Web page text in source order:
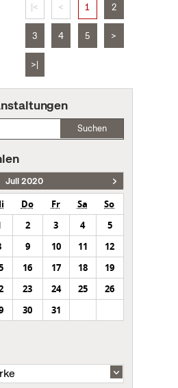
|< < 1 2
3 4 5 >
>|
Suchen
Juli 2020
Do Fr Sa
So
2 3 4
5
9 10 11
12
16 17 18
19
23 24 25
26
30 31